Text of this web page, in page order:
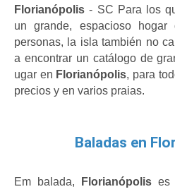
Florianópolis - SC Para los
un grande, espacioso
personas, la isla también no
a encontrar un catálogo de
ugar en Florianópolis, para
precios y en varios praias.
Baladas en
Em balada, Florianópolis es